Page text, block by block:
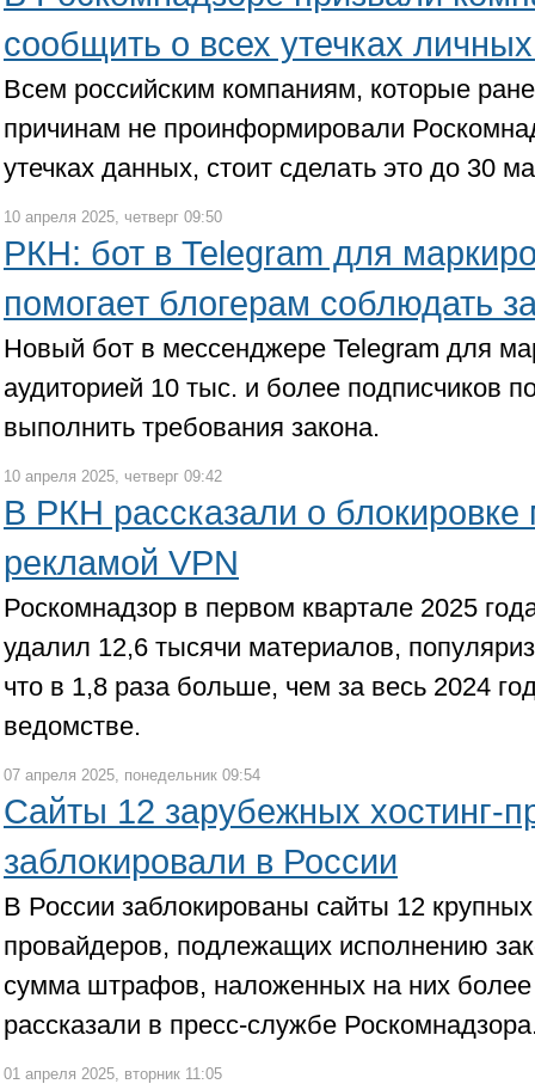
сообщить о всех утечках
Всем российским компаниям, которые
причинам не проинформировали
утечках данных, стоит сделать это до 30
10 апреля 2025, четверг 09:50
РКН: бот в Telegram для
помогает блогерам соблюдать
Новый бот в мессенджере Telegram для
аудиторией 10 тыс. и более подписчиков
выполнить требования закона.
10 апреля 2025, четверг 09:42
В РКН рассказали о блокировке
рекламой VPN
Роскомнадзор в первом квартале 2025
удалил 12,6 тысячи материалов,
что в 1,8 раза больше, чем за весь 2024
ведомстве.
07 апреля 2025, понедельник 09:54
Сайты 12 зарубежных хостинг-
заблокировали в России
В России заблокированы сайты 12
провайдеров, подлежащих исполнению
сумма штрафов, наложенных на них
рассказали в пресс-службе
01 апреля 2025, вторник 11:05